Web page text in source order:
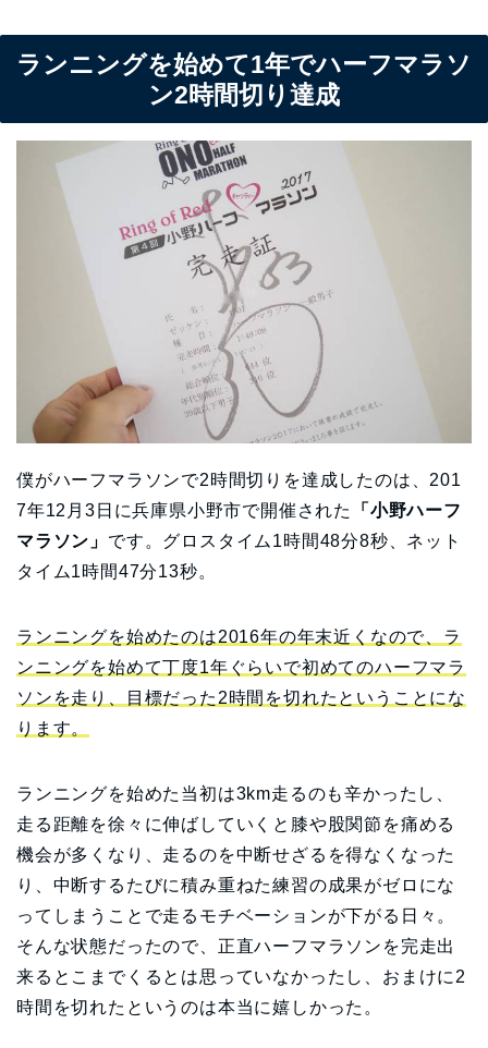
ランニングを始めて1年でハーフマラソ
ン2時間切り達成
僕がハーフマラソンで2時間切りを達成したのは、201
7年12月3日に兵庫県小野市で開催された
「小野ハーフ
マラソン」 です。グロスタイム1時間48分8秒、ネット
タイム1時間47分13秒。
ランニングを始めたのは2016年の年末近くなので、ラ
ンニングを始めて丁度1年ぐらいで初めてのハーフマラ
ソンを走り、目標だった2時間を切れたということにな
ります。
ランニングを始めた当初は3km走るのも辛かったし、
走る距離を徐々に伸ばしていくと膝や股関節を痛める
機会が多くなり、走るのを中断せざるを得なくなった
り、中断するたびに積み重ねた練習の成果がゼロにな
ってしまうことで走るモチベーションが下がる日々。
そんな状態だったので、正直ハーフマラソンを完走出
来るとこまでくるとは思っていなかったし、おまけに2
時間を切れたというのは本当に嬉しかった。